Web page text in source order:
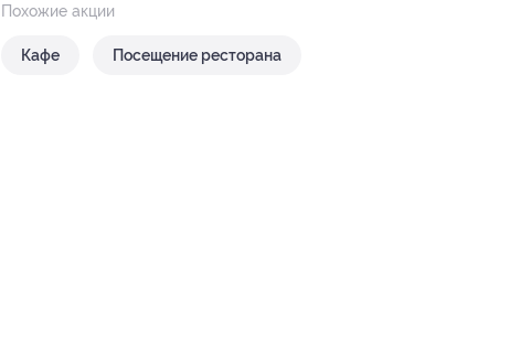
Похожие акции
Кафе Посещение ресторана